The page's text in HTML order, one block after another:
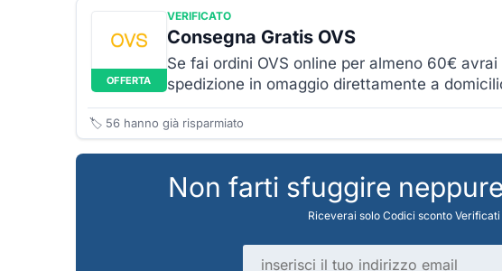
OFFERTA
VERIFICATO
Consegna Gratis OVS
Se fai ordini OVS online per almeno 60€ avrai
spedizione in omaggio direttamente a
🏷️ 56 hanno già risparmiato
Non farti sfuggire
Riceverai solo Codici sconto
Indirizzo email